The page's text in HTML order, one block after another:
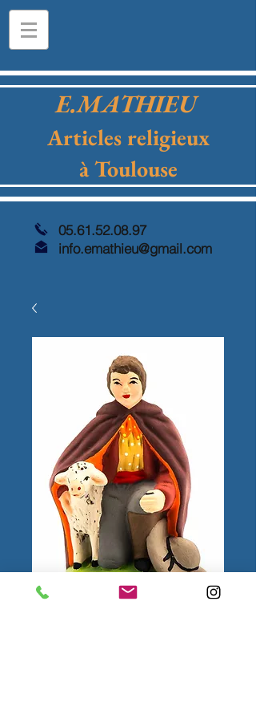
E.MATHIEU
Articles religieux
à Toulouse
05.61.52.08.97
info.emathieu@gmail.com